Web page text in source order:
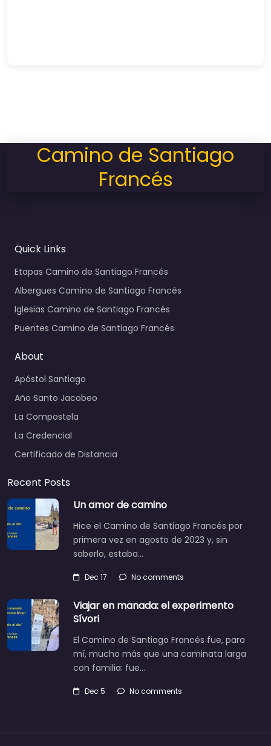
Camino de Santiago
Francés
Quick Links
Etapas Camino de Santiago Francés
Albergues Camino de Santiago Francés
Iglesias Camino de Santiago Francés
Puentes Camino de Santiago Francés
About
Apóstol Santiago
Año Santo Jacobeo
La Compostela
La Credencial
Certificado de Distancia
Recent Posts
Un amor de camino
Hice el Camino de Santiago Francés por
primera vez en agosto de 2023 y, sin
saberlo, estaba…
Dec 17 No comments
Viajar en manada: el experimento
Sívori
El Camino de Santiago Francés fue, para
mí, mucho más que una caminata larga
con familia: fue…
Dec 5 No comments